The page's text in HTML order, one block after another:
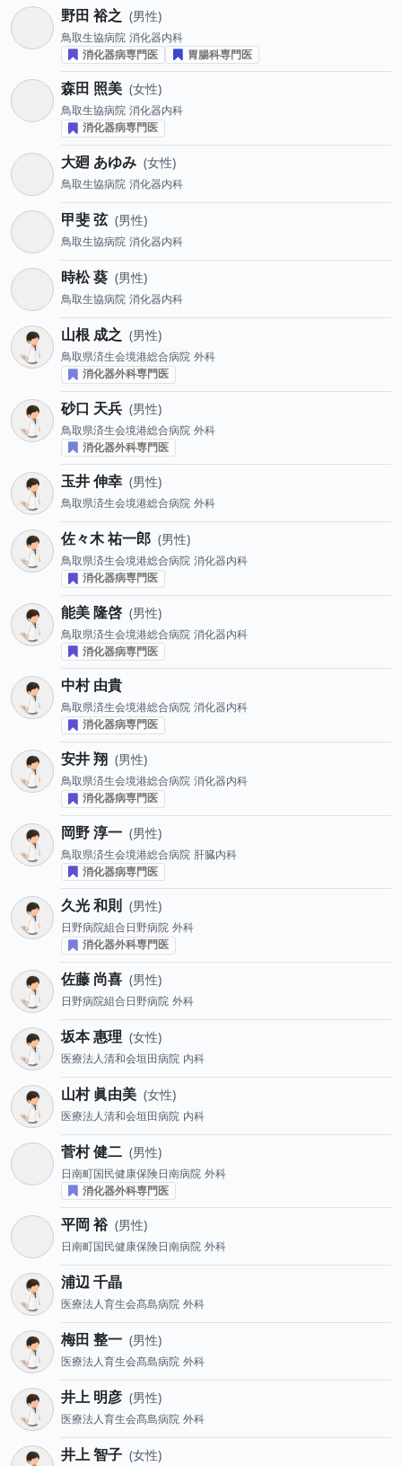
野田 裕之 男性
鳥取生協病院 消化器内科
消化器病専門医
胃腸科専門医
森田 照美 女性
鳥取生協病院 消化器内科
消化器病専門医
大廻 あゆみ 女性
鳥取生協病院 消化器内科
甲斐 弦 男性
鳥取生協病院 消化器内科
時松 葵 男性
鳥取生協病院 消化器内科
山根 成之 男性
鳥取県済生会境港総合病院 外科
消化器外科専門医
砂口 天兵 男性
鳥取県済生会境港総合病院 外科
消化器外科専門医
玉井 伸幸 男性
鳥取県済生会境港総合病院 外科
佐々木 祐一郎 男性
鳥取県済生会境港総合病院 消化器内科
消化器病専門医
能美 隆啓 男性
鳥取県済生会境港総合病院 消化器内科
消化器病専門医
中村 由貴
鳥取県済生会境港総合病院 消化器内科
消化器病専門医
安井 翔 男性
鳥取県済生会境港総合病院 消化器内科
消化器病専門医
岡野 淳一 男性
鳥取県済生会境港総合病院 肝臓内科
消化器病専門医
久光 和則 男性
日野病院組合日野病院 外科
消化器外科専門医
佐藤 尚喜 男性
日野病院組合日野病院 外科
坂本 惠理 女性
医療法人清和会垣田病院 内科
山村 眞由美 女性
医療法人清和会垣田病院 内科
菅村 健二 男性
日南町国民健康保険日南病院 外科
消化器外科専門医
平岡 裕 男性
日南町国民健康保険日南病院 外科
浦辺 千晶
医療法人育生会髙島病院 外科
梅田 整一 男性
医療法人育生会髙島病院 外科
井上 明彦 男性
医療法人育生会髙島病院 外科
井上 智子 女性